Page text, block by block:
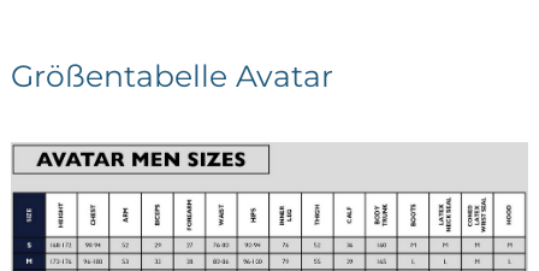
Größentabelle Avatar